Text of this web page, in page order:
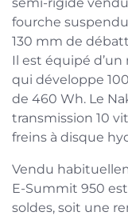
fourche
130 mm de
Il est équipé
qui développe
de 460 Wh. Le
transmission 10
freins à disque
Vendu
E-Summit 950
soldes, soit une